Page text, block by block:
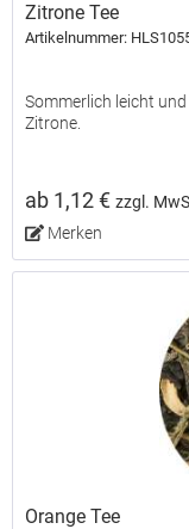
Zitrone Tee
Artikelnummer:
Sommerlich leicht
Zitrone.
ab 1,12 €zzgl.
Merken
Orange Tee